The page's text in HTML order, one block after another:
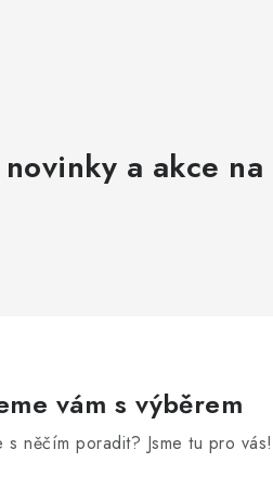
a akce na
vám s výběrem
s něčím poradit? Jsme tu pro vás!